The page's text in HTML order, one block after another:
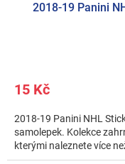
2018-19 Panini
15 Kč
2018-19 Panini NHL
samolepek. Kolekce
kterými naleznete více